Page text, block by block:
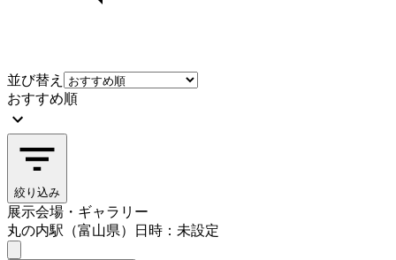
並び替え
おすすめ順
絞り込み
展示会場・ギャラリー
丸の内駅（富山県）
日時：未設定